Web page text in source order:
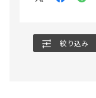
絞り込み